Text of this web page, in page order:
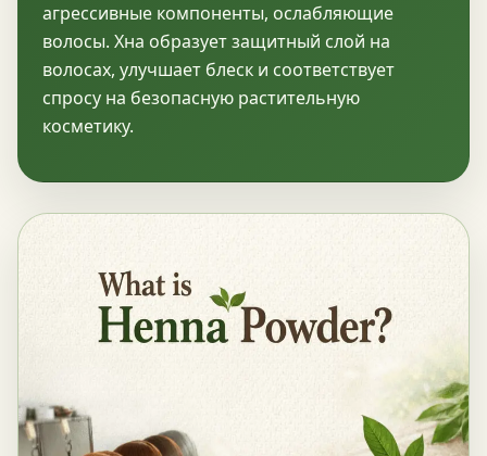
агрессивные компоненты, ослабляющие
волосы. Хна образует защитный слой на
волосах, улучшает блеск и соответствует
спросу на безопасную растительную
косметику.